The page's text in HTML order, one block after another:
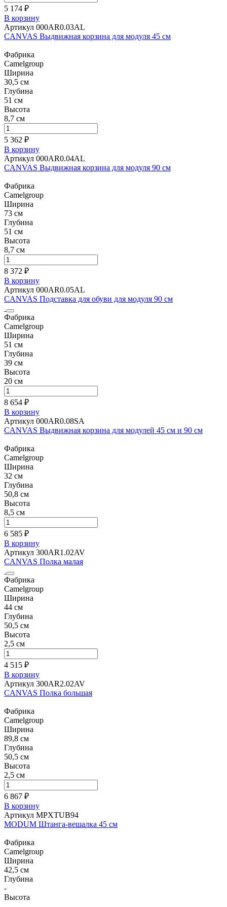
5 174 ₽
В корзину
Артикул 000AR0.03AL
CANVAS Выдвижная корзина для модуля 45 см
Фабрика
Camelgroup
Ширина
30,5 см
Глубина
51 см
Высота
8,7 см
5 362 ₽
В корзину
Артикул 000AR0.04AL
CANVAS Выдвижная корзина для модуля 90 см
Фабрика
Camelgroup
Ширина
73 см
Глубина
51 см
Высота
8,7 см
8 372 ₽
В корзину
Артикул 000AR0.05AL
CANVAS Подставка для обуви для модуля 90 см
Фабрика
Camelgroup
Ширина
51 см
Глубина
39 см
Высота
20 см
8 654 ₽
В корзину
Артикул 000AR0.08SA
CANVAS Выдвижная корзина для модулей 45 см и 90 см
Фабрика
Camelgroup
Ширина
32 см
Глубина
50,8 см
Высота
8,5 см
6 585 ₽
В корзину
Артикул 300AR1.02AV
CANVAS Полка малая
Фабрика
Camelgroup
Ширина
44 см
Глубина
50,5 см
Высота
2,5 см
4 515 ₽
В корзину
Артикул 300AR2.02AV
CANVAS Полка большая
Фабрика
Camelgroup
Ширина
89,8 см
Глубина
50,5 см
Высота
2,5 см
6 867 ₽
В корзину
Артикул MPXTUB94
MODUM Штанга-вешалка 45 см
Фабрика
Camelgroup
Ширина
42,5 см
Глубина
-
Высота